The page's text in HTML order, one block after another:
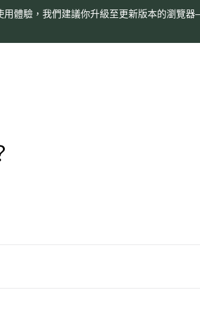
體驗，我們建議你升級至更新版本的瀏覽